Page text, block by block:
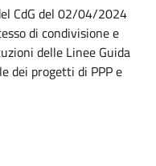
CdG del 02/04/2024
di condivisione e
delle Linee Guida
dei progetti di PPP e